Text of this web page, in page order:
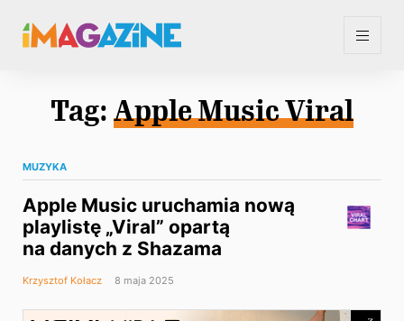
Tag: Apple Music Viral
MUZYKA
Apple Music uruchamia nową
playlistę „Viral” opartą
na danych z Shazama
Krzysztof Kołacz 8 maja 2025